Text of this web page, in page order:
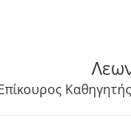
Καθηγητής